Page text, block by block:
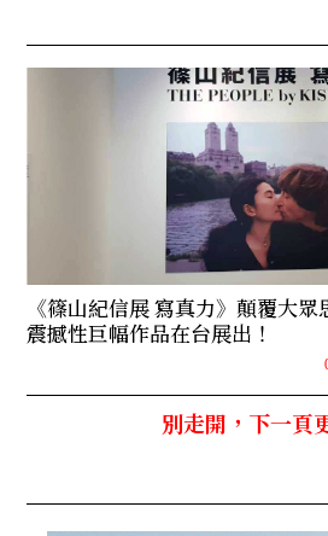
《篠山紀信展 寫真力》顛覆大眾
震撼性巨幅作品在台展出！
別走開，下一頁